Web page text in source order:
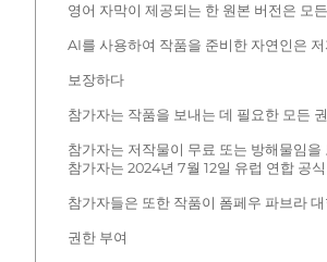
영어 자막이 제공되는 한 원본 버전은 모
AI를 사용하여 작품을 준비한 자연인은
보장하다
참가자는 작품을 보내는 데 필요한 모든
참가자는 저작물이 무료 또는 방해물임
참가자는 2024년 7월 12일 유럽 연합 공
참가자들은 또한 작품이 폼페우 파브라
권한 부여